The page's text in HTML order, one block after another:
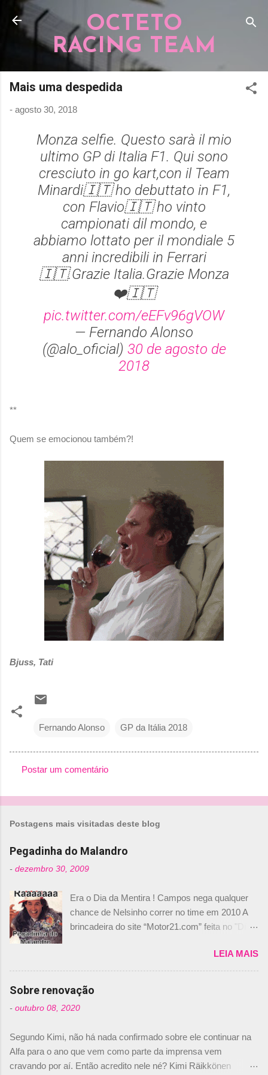
Pular para o conteúdo principal
OCTETO
RACING TEAM
Mais uma despedida
- agosto 30, 2018
Monza selfie. Questo sarà il mio
ultimo GP di Italia F1. Qui sono
cresciuto in go kart,con il Team
Minardi🇮🇹 ho debuttato in F1,
con Flavio🇮🇹 ho vinto
campionati dil mondo, e
abbiamo lottato per il mondiale 5
anni incredibili in Ferrari
🇮🇹.Grazie Italia.Grazie Monza
❤️🇮🇹
pic.twitter.com/eEFv96gVOW
— Fernando Alonso
(@alo_oficial) 30 de agosto de
2018
**
Quem se emocionou também?!
Bjuss, Tati
Fernando Alonso GP da Itália 2018
o
n
t
r
i
o
Postar um comentário
Postagens mais visitadas deste blog
Pegadinha do Malandro
- dezembro 30, 2009
Era o Dia da Mentira ! Campos nega qualquer
chance de Nelsinho correr no time em 2010 A
brincadeira do site “Motor21.com” feita no "Día
de abril –, afirmando que Nelson Piquet havia
comprado 15% das ações da Campos, dando,
com isso, um lugar no time a Nelsinho Piquet,
foi esclarecida de uma vez por todas por
Daniele Audetto, diretor da escuderia. O
não será o companheiro de Bruno Senna em
2010. "Na verdade, nós recebemos uma oferta
de Piquet", admitiu Audetto. “Mas depois de ter
LEIA MAIS
Sobre renovação
- outubro 08, 2020
Segundo Kimi, não há nada confirmado sobre ele continuar na
Alfa para o ano que vem como parte da imprensa vem
cravando por aí. Então acredito nele né? Kimi Räikkönen